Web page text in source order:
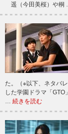
遥（今田美桜）や桐
た。（※以下、ネタバ
した学園ドラマ「
… 続きを読む